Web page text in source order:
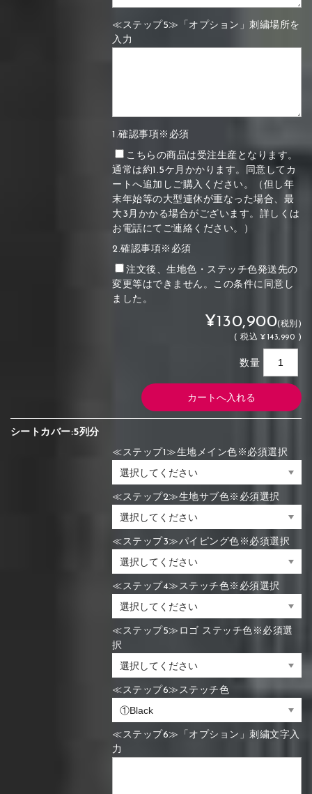
≪ステップ5≫「オプション」刺繍場所を
入力
1.確認事項※必須
こちらの商品は受注生産となります。
通常は約1.5ケ月かかります。同意してカ
ートへ追加しご購入ください。（但し年
末年始等の大型連休が重なった場合、最
大3月かかる場合がございます。詳しくは
お電話にてご連絡ください。）
2.確認事項※必須
注文後、生地色・ステッチ色発送先の
変更等はできません。この条件に同意し
ました。
¥130,900(税別)
(税込 ¥143,990 )
数量
シートカバー:5列分
≪ステップ1≫生地メイン色※必須選択
≪ステップ2≫生地サブ色※必須選択
≪ステップ3≫パイピング色※必須選択
≪ステップ4≫ステッチ色※必須選択
≪ステップ5≫ロゴ ステッチ色※必須選
択
≪ステップ6≫ステッチ色
≪ステップ6≫「オプション」刺繍文字入
力